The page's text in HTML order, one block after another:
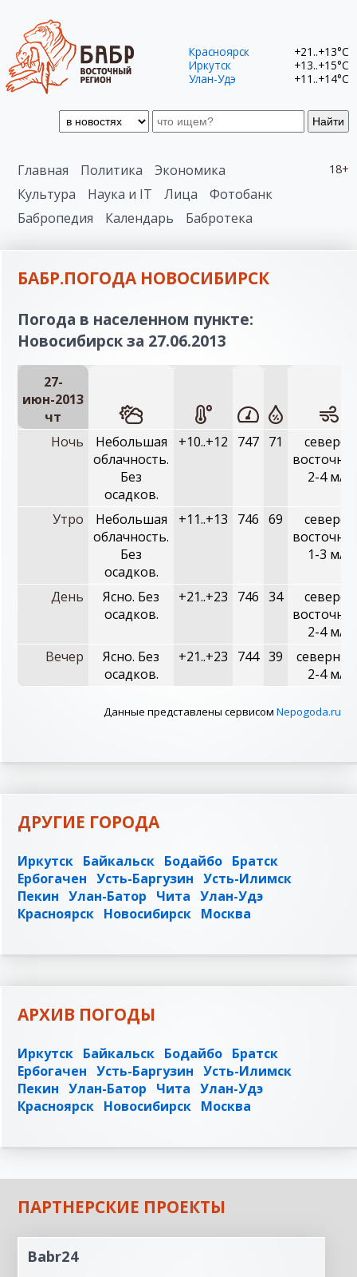
Найти
Красноярск
+21..+13°C
Иркутск
+13..+15°C
Улан-Удэ
+11..+14°C
18+
Главная Политика
Экономика
Культура
Наука и IT Лица
Фотобанк
Бабропедия
Календарь Бабротека
БАБР.ПОГОДА НОВОСИБИРСК
Погода в населенном пункте:
Новосибирск за 27.06.2013
27-
июн-2013
чт
Ночь
Небольшая
облачность.
Без
осадков.
+10..+12 747 71
северо-
2-4 м/с
Утро
Небольшая
облачность.
Без
осадков.
+11..+13 746 69
северо-
1-3 м/с
День
Ясно. Без
осадков.
+21..+23 746 34
северо-
2-4 м/с
Вечер
Ясно. Без
осадков.
+21..+23 744 39
2-4 м/с
Данные представлены сервисом Nepogoda.ru
ДРУГИЕ ГОРОДА
Иркутск Байкальск Бодайбо Братск
Ербогачен Усть-Баргузин Усть-Илимск
Пекин Улан-Батор Чита Улан-Удэ
Красноярск Новосибирск Москва
АРХИВ ПОГОДЫ
Иркутск Байкальск Бодайбо Братск
Ербогачен Усть-Баргузин Усть-Илимск
Пекин Улан-Батор Чита Улан-Удэ
Красноярск Новосибирск Москва
ПАРТНЕРСКИЕ ПРОЕКТЫ
Babr24